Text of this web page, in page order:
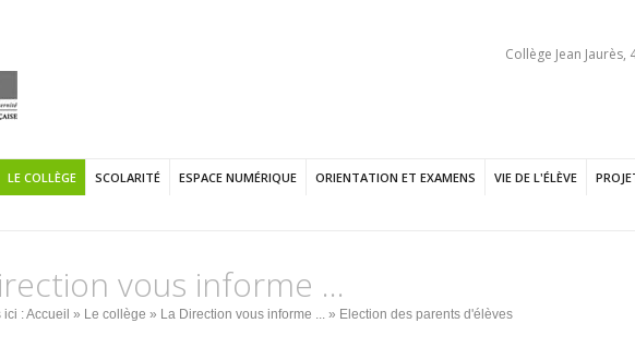
Collège Jean Jaurès,
LE COLLÈGE SCOLARITÉ ESPACE NUMÉRIQUE ORIENTATION ET EXAMENS VIE DE L'ÉLÈVE
vous informe ...
ici :Accueil » Le collège » La Direction vous informe ... » Election des parents d'élèves